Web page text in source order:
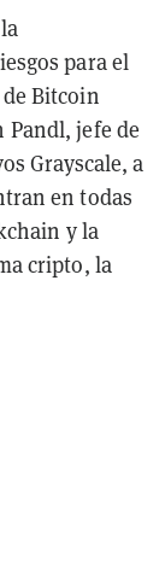
para el
Bitcoin
jefe de
Grayscale, a
en todas
y la
cripto, la